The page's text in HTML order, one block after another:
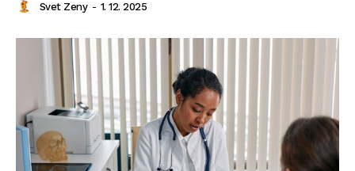
Svet Zeny - 1. 12. 2025